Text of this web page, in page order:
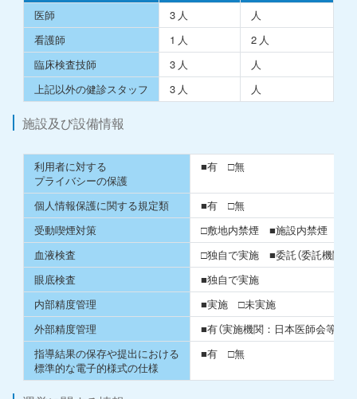
医師 3 ⼈
⼈
看護師
1 ⼈
2 ⼈
臨床検査技師
3 ⼈
⼈
上記以外の健診スタッフ
3 ⼈ ⼈
施設及び設備情報
利⽤者に対する
プライバシーの保護
■有 □無
個⼈情報保護に関する規定類
■有 □無
受動喫煙対策
□敷地内禁煙 ■施設内禁煙 □
血液検査
□独自で実施 ■委託（委託機関名
眼底検査
■独⾃で実施
内部精度管理
■実施 □未実施
外部精度管理
■有（実施機関：⽇本医師会等）
指導結果の保存や提出における
標準的な電⼦的様式の仕様
■有 □無